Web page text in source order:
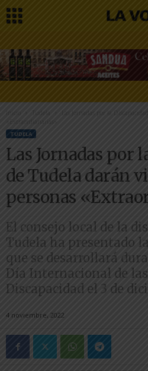
Inicio Tudela
Las Jornadas por la
«Extraordianarias»
TUDELA
Las Jornadas por
de Tudela darán
personas
El consejo local de la
Tudela ha presentado
que se desarrollará
Día Internacional de
Discapacidad el 3 de
4 noviembre, 2022